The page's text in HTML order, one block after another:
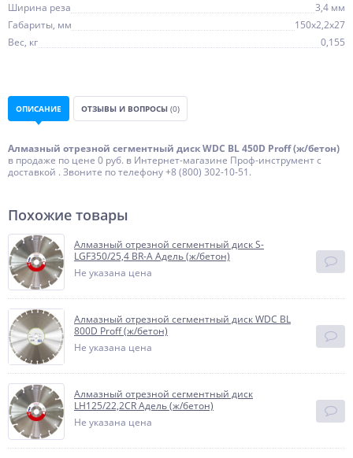
Ширина реза
3,4 мм
Габариты, мм
150х2,2х27
Вес, кг
0,155
ОПИСАНИЕ ОТЗЫВЫ И ВОПРОСЫ (0)
Алмазный отрезной сегментный диск WDC BL 450D Proff (ж/бетон)
в продаже по цене 0 руб. в Интернет-магазине Проф-инструмент с
доставкой . Звоните по телефону +8 (800) 302-10-51.
Похожие товары
Алмазный отрезной сегментный диск S-
LGF350/25,4 BR-A Адель (ж/бетон)
Не указана цена
Алмазный отрезной сегментный диск WDC BL
800D Proff (ж/бетон)
Не указана цена
Алмазный отрезной сегментный диск
LH125/22,2CR Адель (ж/бетон)
Не указана цена